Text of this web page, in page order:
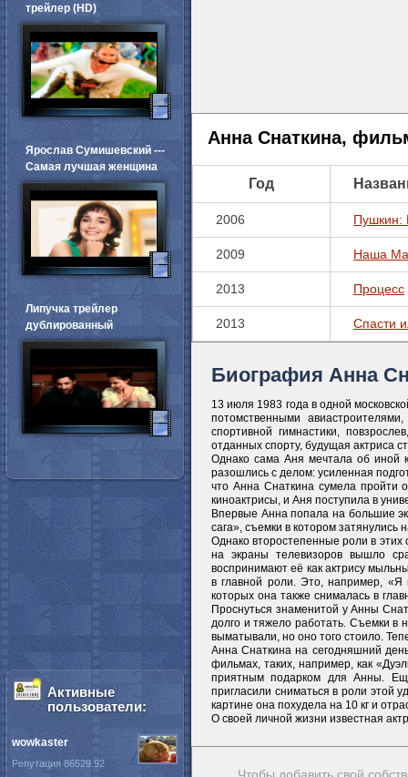
Анна Снаткина,
Год
2006 Пушкин:
2009 Наша
2013 Процесс
2013 Спасти
Биография Анна
13 июля 1983 года в одной
потомственными
спортивной гимнастики,
отданных спорту, будущая актриса
Однако сама Аня мечтала об иной
разошлись с делом: усиленная
что Анна Снаткина сумела пройти
киноактрисы, и Аня поступила в
Впервые Анна попала на большие
сага», съемки в котором затянулись
Однако второстепенные роли в этих
на экраны телевизоров вышло
воспринимают её как актрису
в главной роли. Это, например,
которых она также снималась в
Проснуться знаменитой у Анны
долго и тяжело работать. Съемки в
выматывали, но оно того стоило.
Анна Снаткина на сегодняшний
фильмах, таких, например, как
приятным подарком для Анны.
пригласили сниматься в роли этой
картине она похудела на 10 кг и
О своей личной жизни известная
трейлер (HD)
Ярослав Сумишевский ---
Самая лучшая женщина
Липучка трейлер
дублированный
Активные
пользователи:
wowkaster
Репутация 86529.92